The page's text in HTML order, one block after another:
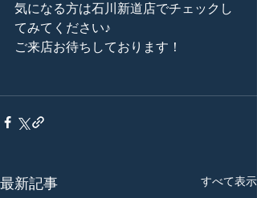
気になる方は石川新道店でチェックし
てみてください♪
ご来店お待ちしております！
最新記事 すべて表示